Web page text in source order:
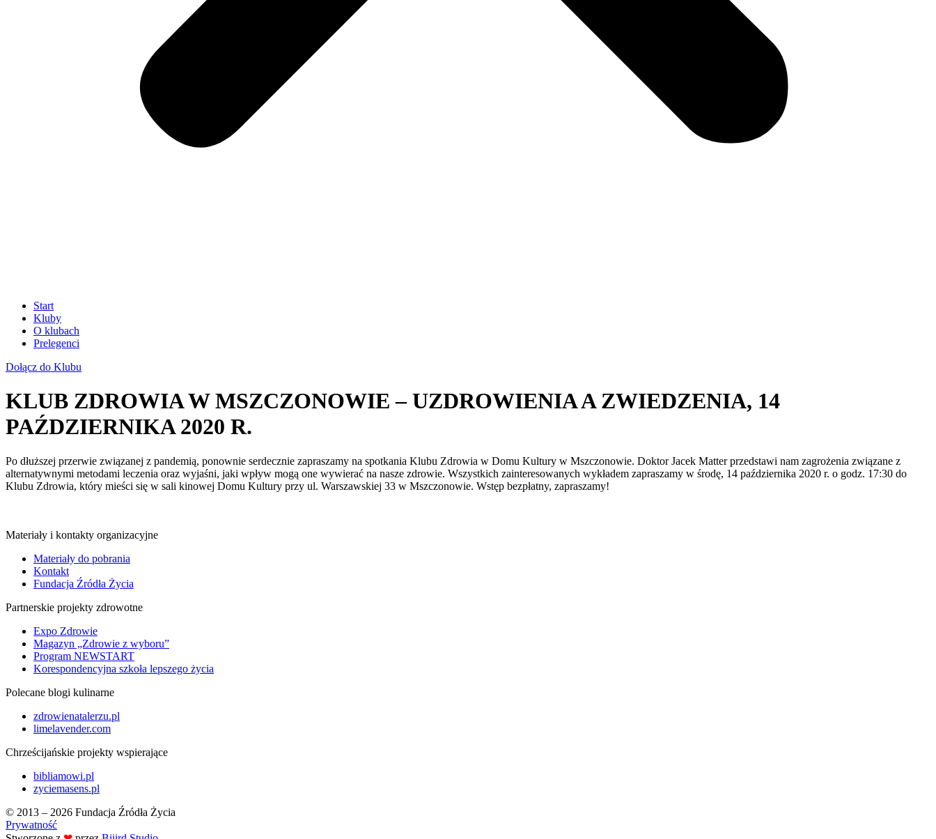
Start
Kluby
O klubach
Prelegenci
Dołącz do Klubu
KLUB ZDROWIA W MSZCZONOWIE – UZDROWIENIA A ZWIEDZENIA, 14
PAŹDZIERNIKA 2020 R.
Po dłuższej przerwie związanej z pandemią, ponownie serdecznie zapraszamy na spotkania Klubu Zdrowia w Domu Kultury w Mszczonowie. Doktor Jacek Matter przedstawi nam zagrożenia związane z
alternatywnymi metodami leczenia oraz wyjaśni, jaki wpływ mogą one wywierać na nasze zdrowie. Wszystkich zainteresowanych wykładem zapraszamy w środę, 14 października 2020 r. o godz. 17:30 do
Klubu Zdrowia, który mieści się w sali kinowej Domu Kultury przy ul. Warszawskiej 33 w Mszczonowie. Wstęp bezpłatny, zapraszamy!
Materiały i kontakty organizacyjne
Materiały do pobrania
Kontakt
Fundacja Źródła Życia
Partnerskie projekty zdrowotne
Expo Zdrowie
Magazyn „Zdrowie z wyboru”
Program NEWSTART
Korespondencyjna szkoła lepszego życia
Polecane blogi kulinarne
zdrowienatalerzu.pl
limelavender.com
Chrześcijańskie projekty wspierające
bibliamowi.pl
zyciemasens.pl
© 2013 – 2026 Fundacja Źródła Życia
Prywatność